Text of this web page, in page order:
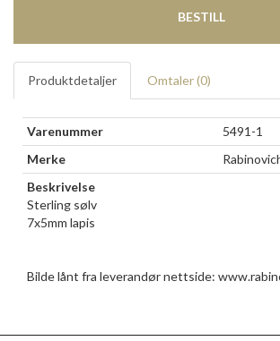
BESTILL
Produktdetaljer Omtaler (0)
Varenummer
5491-1
Merke
Beskrivelse
Sterling sølv
7x5mm lapis
Bilde lånt fra leverandør nettside: